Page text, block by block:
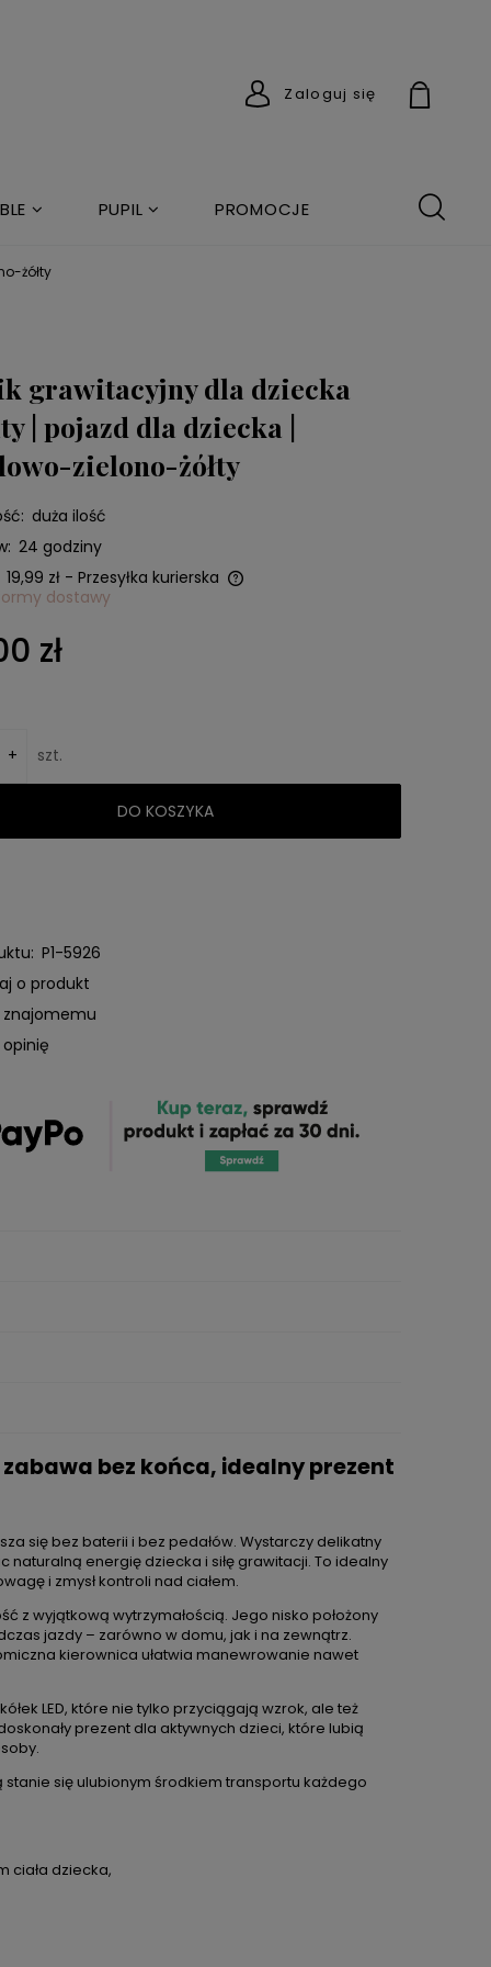
Zaloguj się
PUPIL PROMOCJE
żółty
grawitacyjny dla dziecka
| pojazd dla dziecka |
zielono-żółty
duża ilość
24 godziny
19,99 zł - Przesyłka kurierska
dostawy
zł
+ szt.
DO KOSZYKA
P1-5926
o produkt
bez końca, idealny prezent
się bez baterii i bez pedałów. Wystarczy delikatny
energię dziecka i siłę grawitacji. To idealny
i zmysł kontroli nad ciałem.
z wyjątkową wytrzymałością. Jego nisko położony
jazdy – zarówno w domu, jak i na zewnątrz.
kierownica ułatwia manewrowanie nawet
LED, które nie tylko przyciągają wzrok, ale też
prezent dla aktywnych dzieci, które lubią
stanie się ulubionym środkiem transportu każdego
ciała dziecka,